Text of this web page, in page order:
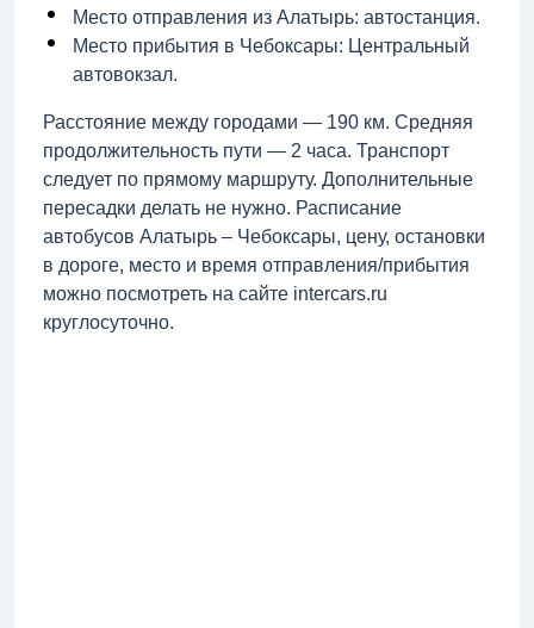
Место отправления из Алатырь: автостанция.
Место прибытия в Чебоксары: Центральный
автовокзал.
Расстояние между городами — 190 км. Средняя
продолжительность пути — 2 часа. Транспорт
следует по прямому маршруту. Дополнительные
пересадки делать не нужно. Расписание
автобусов Алатырь – Чебоксары, цену, остановки
в дороге, место и время отправления/прибытия
можно посмотреть на сайте intercars.ru
круглосуточно.